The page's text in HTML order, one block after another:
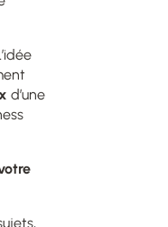
d’une